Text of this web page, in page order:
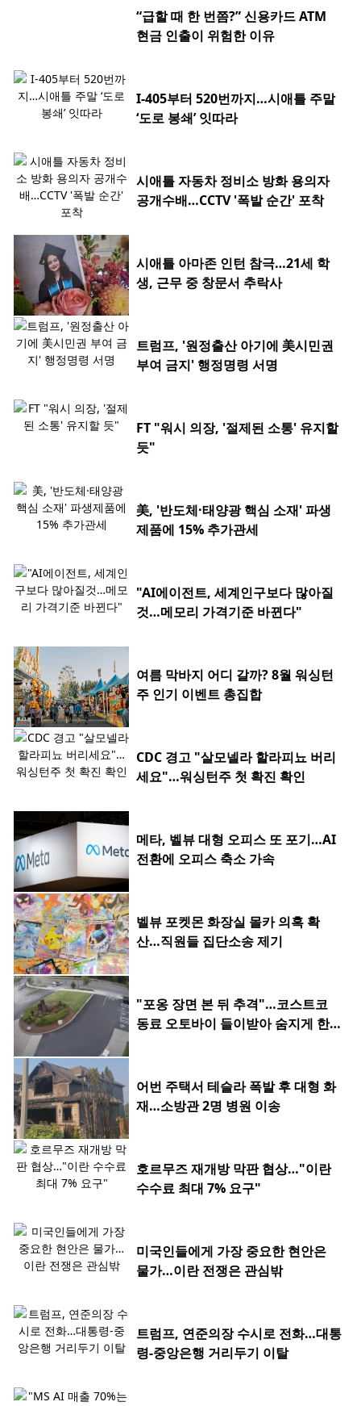
“급할 때 한 번쯤?” 신용카드 ATM
현금 인출이 위험한 이유
I-405부터 520번까지…시애틀 주말
‘도로 봉쇄’ 잇따라
시애틀 자동차 정비소 방화 용의자
공개수배…CCTV '폭발 순간' 포착
시애틀 아마존 인턴 참극…21세 학
생, 근무 중 창문서 추락사
트럼프, '원정출산 아기에 美시민권
부여 금지' 행정명령 서명
FT "워시 의장, '절제된 소통' 유지할
듯"
美, '반도체·태양광 핵심 소재' 파생
제품에 15% 추가관세
"AI에이전트, 세계인구보다 많아질
것…메모리 가격기준 바뀐다"
여름 막바지 어디 갈까? 8월 워싱턴
주 인기 이벤트 총집합
CDC 경고 "살모넬라 할라피뇨 버리
세요"…워싱턴주 첫 확진 확인
메타, 벨뷰 대형 오피스 또 포기…AI
전환에 오피스 축소 가속
벨뷰 포켓몬 화장실 몰카 의혹 확
산…직원들 집단소송 제기
"포옹 장면 본 뒤 추격"…코스트코
동료 오토바이 들이받아 숨지게 한 2
어번 주택서 테슬라 폭발 후 대형 화
재…소방관 2명 병원 이송
호르무즈 재개방 막판 협상…"이란
수수료 최대 7% 요구"
미국인들에게 가장 중요한 현안은
물가…이란 전쟁은 관심밖
트럼프, 연준의장 수시로 전화…대통
령-중앙은행 거리두기 이탈